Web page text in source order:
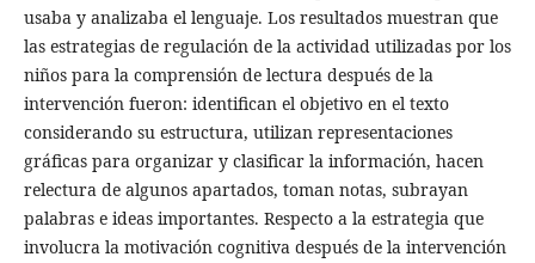
usaba y analizaba el lenguaje. Los resultados muestran que
las estrategias de regulación de la actividad utilizadas por los
niños para la comprensión de lectura después de la
intervención fueron: identifican el objetivo en el texto
considerando su estructura, utilizan representaciones
gráficas para organizar y clasificar la información, hacen
relectura de algunos apartados, toman notas, subrayan
palabras e ideas importantes. Respecto a la estrategia que
involucra la motivación cognitiva después de la intervención